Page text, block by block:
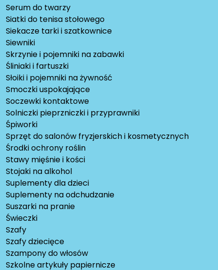
Serum do twarzy
Siatki do tenisa stołowego
Siekacze tarki i szatkownice
Siewniki
Skrzynie i pojemniki na zabawki
Śliniaki i fartuszki
Słoiki i pojemniki na żywność
Smoczki uspokajające
Soczewki kontaktowe
Solniczki pieprzniczki i przyprawniki
Śpiworki
Sprzęt do salonów fryzjerskich i kosmetycznych
Środki ochrony roślin
Stawy mięśnie i kości
Stojaki na alkohol
Suplementy dla dzieci
Suplementy na odchudzanie
Suszarki na pranie
Świeczki
Szafy
Szafy dziecięce
Szampony do włosów
Szkolne artykuły papiernicze